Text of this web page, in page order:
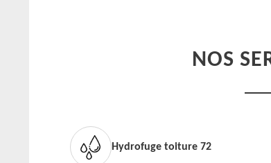
NOS
Hydrofuge toiture 72